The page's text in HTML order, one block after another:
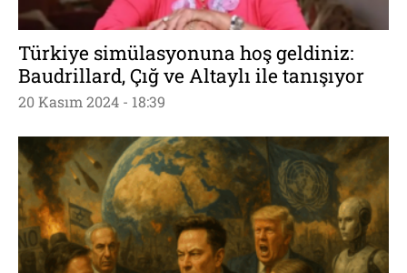
Türkiye simülasyonuna hoş geldiniz:
Baudrillard, Çığ ve Altaylı ile tanışıyor
20 Kasım 2024 - 18:39